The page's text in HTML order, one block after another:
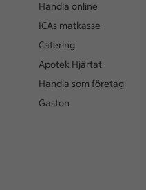
Handla online
ICAs matkasse
Catering
Apotek Hjärtat
Handla som företag
Gaston